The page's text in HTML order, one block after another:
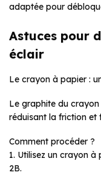
adaptée pour
Astuces pour
éclair
Le crayon à papier :
Le graphite du
réduisant la friction et
Comment procéder ?
1. Utilisez un crayon
2B.